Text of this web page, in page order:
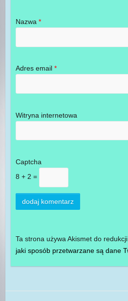
Nazwa *
Adres email *
Witryna internetowa
Captcha
8 + 2 =
Ta strona używa Akismet do
jaki sposób przetwarzane są dane